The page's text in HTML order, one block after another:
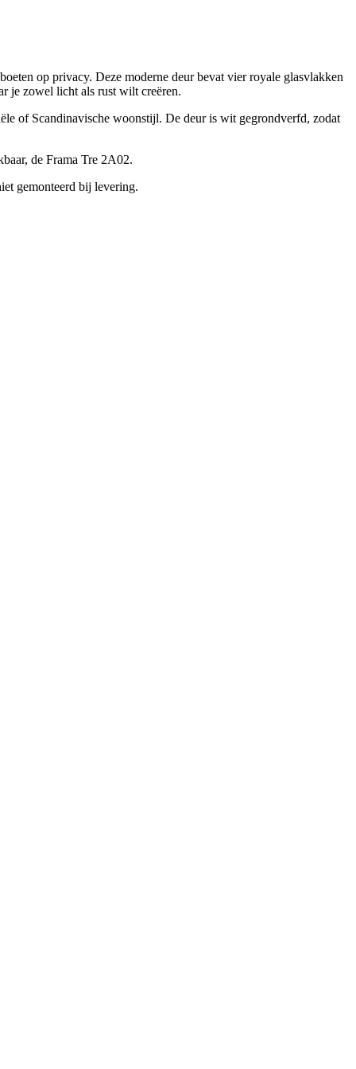
op privacy. Deze moderne deur bevat vier royale glasvlakken
je zowel licht als rust wilt creëren.
of Scandinavische woonstijl. De deur is wit gegrondverfd, zodat
de Frama Tre 2A02.
gemonteerd bij levering.